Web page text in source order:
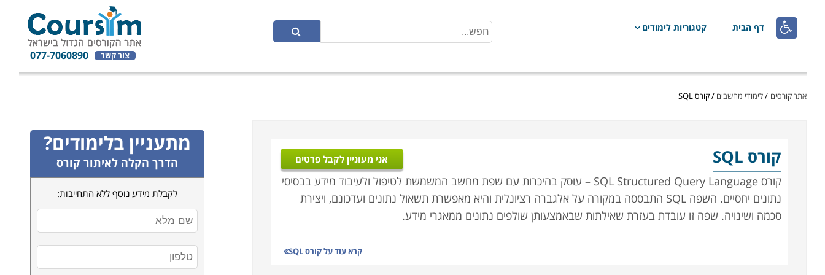
 דף הבית קטגוריות לימודים
צור קשר 077-7060890
אתר קורסים /לימודי מחשבים /קורס SQL
קורס SQL אני מעוניין לקבל פרטים
קורס SQL Structured Query Language – עוסק בהיכרות עם שפת מחשב המשמשת לטיפול ולעיבוד מידע בבסיסי
נתונים יחסיים. השפה SQL התבססה במקורה על אלגברה רציונלית והיא מאפשרת תשאול נתונים ועדכונם, ויצירת
סכמה ושינויה. שפה זו עובדת בעזרת שאילתות שבאמצעותן שולפים נתונים ממאגרי מידע.
שפת SQL היא שפת תכנות המבוססת על שאילתות, באמצעותן שולפים נתונים ממאגרי מידע. במהלך קורס SQLקרא עוד עלקורס SQL
מתעניין בלימודים?
הדרך הקלה לאיתור קורס
לקבלת מידע נוסף ללא התחייבות: